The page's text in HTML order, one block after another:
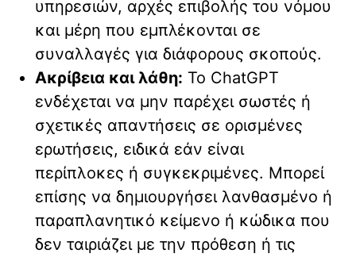
υπηρεσιών, αρχές επιβολής του νόμου
και μέρη που εμπλέκονται σε
συναλλαγές για διάφορους σκοπούς.
Ακρίβεια και λάθη: Το ChatGPT
ενδέχεται να μην παρέχει σωστές ή
σχετικές απαντήσεις σε ορισμένες
ερωτήσεις, ειδικά εάν είναι
περίπλοκες ή συγκεκριμένες. Μπορεί
επίσης να δημιουργήσει λανθασμένο ή
παραπλανητικό κείμενο ή κώδικα που
δεν ταιριάζει με την πρόθεση ή τις